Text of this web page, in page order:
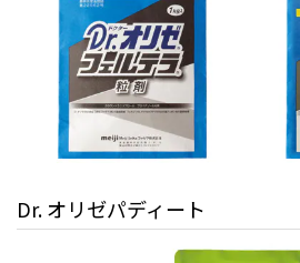
Dr. オリゼパディート